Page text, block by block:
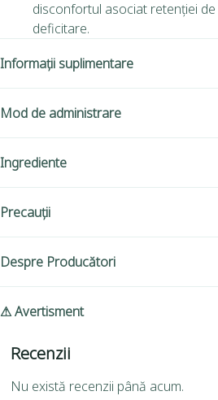
disconfortul asociat retenției
deficitare.
Informații suplimentare
Mod de administrare
Ingrediente
Precauții
Despre Producători
⚠ Avertisment
Recenzii
Nu există recenzii până acum.